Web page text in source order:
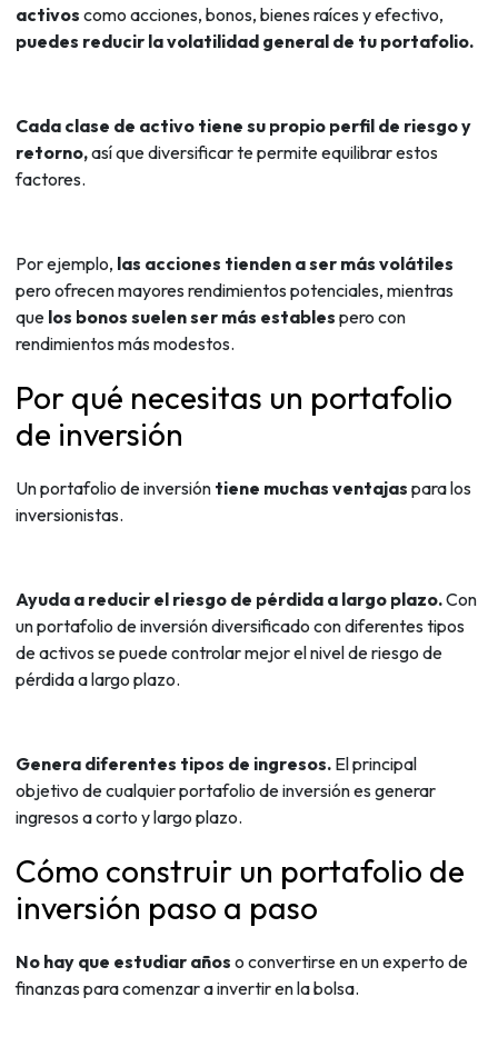
activos como acciones, bonos, bienes raíces y efectivo,
puedes reducir la volatilidad general de tu portafolio.
Cada clase de activo tiene su propio perfil de riesgo y
retorno,así que diversificar te permite equilibrar estos
factores.
Por ejemplo, las acciones tienden a ser más volátiles
pero ofrecen mayores rendimientos potenciales, mientras
que los bonos suelen ser más estables pero con
rendimientos más modestos.
Por qué necesitas un portafolio
de inversión
Un portafolio de inversión tiene muchas ventajas para los
inversionistas.
Ayuda a reducir el riesgo de pérdida a largo plazo.Con
un portafolio de inversión diversificado con diferentes tipos
de activos se puede controlar mejor el nivel de riesgo de
pérdida a largo plazo.
Genera diferentes tipos de ingresos. El principal
objetivo de cualquier portafolio de inversión es generar
ingresos a corto y largo plazo.
Cómo construir un portafolio de
inversión paso a paso
No hay que estudiar años o convertirse en un experto de
finanzas para comenzar a invertir en la bolsa.